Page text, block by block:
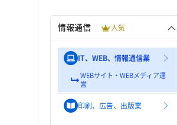
情報通信 人気
IT、WEB、情報通信業
WEBサイト・WEBメディア運
営
印刷、広告、出版業